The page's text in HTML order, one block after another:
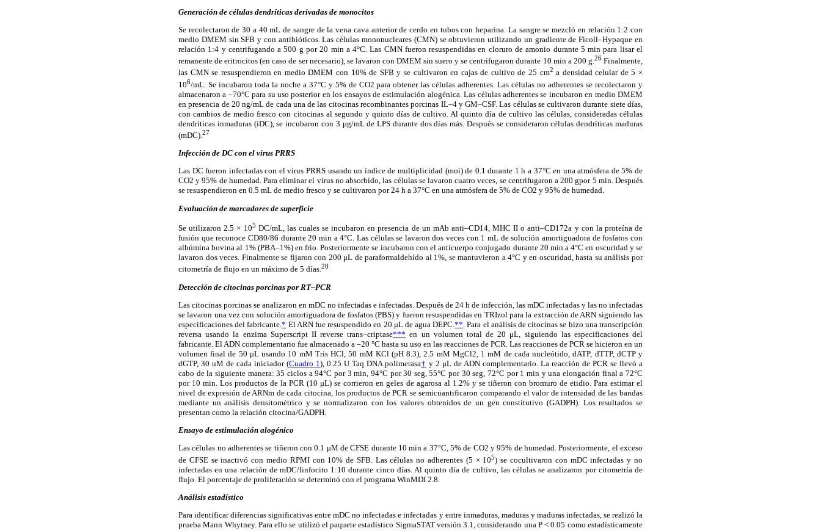
Generación de células dendríticas derivadas de monocitos
Se recolectaron de 30 a 40 mL de sangre de la vena cava anterior de cerdo en tubos con heparina. La sangre se mezcló en relación 1:2 con
medio DMEM sin SFB y con antibióticos. Las células mononucleares (CMN) se obtuvieron utilizando un gradiente de Ficoll–Hypaque en
relación 1:4 y centrifugando a 500 g por 20 min a 4°C. Las CMN fueron resuspendidas en cloruro de amonio durante 5 min para lisar el
remanente de eritrocitos (en caso de ser necesario), se lavaron con DMEM sin suero y se centrifugaron durante 10 min a 200 g.26Finalmente,
las CMN se resuspendieron en medio DMEM con 10% de SFB y se cultivaron en cajas de cultivo de 25 cm2 a densidad celular de 5 ×
106/mL. Se incubaron toda la noche a 37°C y 5% de CO2 para obtener las células adherentes. Las células no adherentes se recolectaron y
almacenaron a –70°C para su uso posterior en los ensayos de estimulación alogénica. Las células adherentes se incubaron en medio DMEM
en presencia de 20 ng/mL de cada una de las citocinas recombinantes porcinas IL–4 y GM–CSF. Las células se cultivaron durante siete días,
con cambios de medio fresco con citocinas al segundo y quinto días de cultivo. Al quinto día de cultivo las células, consideradas células
dendríticas inmaduras (iDC), se incubaron con 3 μg/mL de LPS durante dos días más. Después se consideraron células dendríticas maduras
(mDC).27
Infección de DC con el virus PRRS
Las DC fueron infectadas con el virus PRRS usando un índice de multiplicidad (moi) de 0.1 durante 1 h a 37°C en una atmósfera de 5% de
CO2 y 95% de humedad. Para eliminar el virus no absorbido, las células se lavaron cuatro veces, se centrifugaron a 200 gpor 5 min. Después
se resuspendieron en 0.5 mL de medio fresco y se cultivaron por 24 h a 37°C en una atmósfera de 5% de CO2 y 95% de humedad.
Evaluación de marcadores de superficie
Se utilizaron 2.5 × 105 DC/mL, las cuales se incubaron en presencia de un mAb anti–CD14, MHC II o anti–CD172a y con la proteína de
fusión que reconoce CD80/86 durante 20 min a 4°C. Las células se lavaron dos veces con 1 mL de solución amortiguadora de fosfatos con
albúmina bovina al 1% (PBA–1%) en frío. Posteriormente se incubaron con el anticuerpo conjugado durante 20 min a 4°C en oscuridad y se
lavaron dos veces. Finalmente se fijaron con 200 μL de paraformaldehído al 1%, se mantuvieron a 4°C y en oscuridad, hasta su análisis por
citometría de flujo en un máximo de 5 días.28
Detección de citocinas porcinas por RT–PCR
Las citocinas porcinas se analizaron en mDC no infectadas e infectadas. Después de 24 h de infección, las mDC infectadas y las no infectadas
se lavaron una vez con solución amortiguadora de fosfatos (PBS) y fueron resuspendidas en TRIzol para la extracción de ARN siguiendo las
especificaciones del fabricante.* El ARN fue resuspendido en 20 μL de agua DEPC.** . Para el análisis de citocinas se hizo una transcripción
reversa usando la enzima Superscript II reverse trans–criptase*** en un volumen total de 20 μL, siguiendo las especificaciones del
fabricante. El ADN complementario fue almacenado a –20 °C hasta su uso en las reacciones de PCR. Las reacciones de PCR se hicieron en un
volumen final de 50 μL usando 10 mM Tris HCl, 50 mM KCl (pH 8.3), 2.5 mM MgCl2, 1 mM de cada nucleótido, dATP, dTTP, dCTP y
dGTP, 30 uM de cada iniciador (Cuadro 1 ), 0.25 U Taq DNA polimerasa† y 2 μL de ADN complementario. La reacción de PCR se llevó a
cabo de la siguiente manera: 35 ciclos a 94°C por 3 min, 94°C por 30 seg, 55°C por 30 seg, 72°C por 1 min y una elongación final a 72°C
por 10 min. Los productos de la PCR (10 μL) se corrieron en geles de agarosa al 1.2% y se tiñeron con bromuro de etidio. Para estimar el
nivel de expresión de ARNm de cada citocina, los productos de PCR se semicuantificaron comparando el valor de intensidad de las bandas
mediante un análisis densitométrico y se normalizaron con los valores obtenidos de un gen constitutivo (GADPH). Los resultados se
presentan como la relación citocina/GADPH.
Ensayo de estimulación alogénico
Las células no adherentes se tiñeron con 0.1 μM de CFSE durante 10 min a 37°C, 5% de CO2 y 95% de humedad. Posteriormente, el exceso
de CFSE se inactivó con medio RPMI con 10% de SFB. Las células no adherentes (5 × 105) se cocultivaron con mDC infectadas y no
infectadas en una relación de mDC/linfocito 1:10 durante cinco días. Al quinto día de cultivo, las células se analizaron por citometría de
flujo. El porcentaje de proliferación se determinó con el programa WinMDI 2.8.
Análisis estadístico
Para identificar diferencias significativas entre mDC no infectadas e infectadas y entre inmaduras, maduras y maduras infectadas, se realizó la
prueba Mann Whytney. Para ello se utilizó el paquete estadístico SigmaSTAT versión 3.1, considerando una P < 0.05 como estadísticamente